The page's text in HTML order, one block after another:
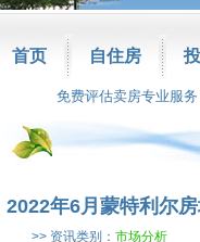
首页 自住房
免费评估卖房专业服务
2022年6月蒙特利尔
>> 资讯类别： 市场分析